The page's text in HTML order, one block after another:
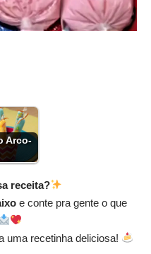
Arco-
receita?
e conte pra gente o que
uma recetinha deliciosa!